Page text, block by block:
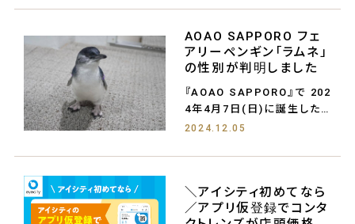
AOAO SAPPORO フェ
アリーペンギン「ラムネ」
の性別が判明しました
『AOAO SAPPORO』で 202
4年4月7日(日)に誕生したフ
ェ
2024.12.05
＼アイシティ初めてなら
／アプリ仮登録でコンタ